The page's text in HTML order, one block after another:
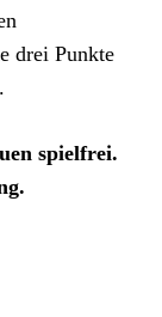
drei Punkte
spielfrei.